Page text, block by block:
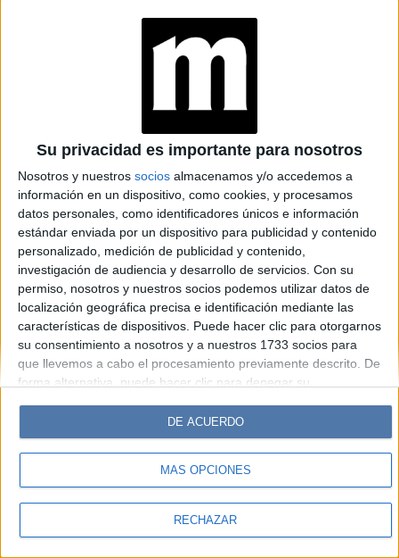
Su privacidad es importante para nosotros
Nosotros y nuestros socios almacenamos y/o accedemos a
información en un dispositivo, como cookies, y procesamos
datos personales, como identificadores únicos e información
estándar enviada por un dispositivo para publicidad y contenido
personalizado, medición de publicidad y contenido,
investigación de audiencia y desarrollo de servicios. Con su
permiso, nosotros y nuestros socios podemos utilizar datos de
localización geográfica precisa e identificación mediante las
características de dispositivos. Puede hacer clic para otorgarnos
su consentimiento a nosotros y a nuestros 1733 socios para
que llevemos a cabo el procesamiento previamente descrito. De
forma alternativa, puede hacer clic para denegar su
cambiar sus preferencias antes de otorgar su consentimiento.
Tenga en cuenta que algún procesamiento de sus datos
personales puede no requerir de su consentimiento, pero usted
tiene el derecho de rechazar tal procesamiento. Sus
sus preferencias o retirar su consentimiento en cualquier
MÁS OPCIONES
RECHAZAR
DE ACUERDO
Caras Noticias
Weekend Parabrisas
Look
Luz Mía Lunateen Break BATimes
© Perfil.com 2006-2019 - Todos los derechos reservados
Registro de Propiedad Intelectual: Nro. 5346433